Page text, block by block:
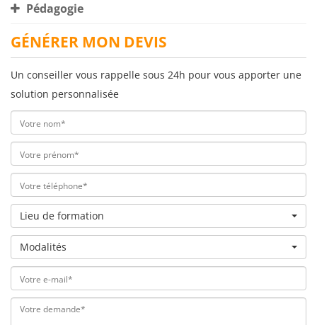
Pédagogie
GÉNÉRER MON DEVIS
Un conseiller vous rappelle sous 24h pour vous apporter une
solution personnalisée
Lieu de formation
Modalités